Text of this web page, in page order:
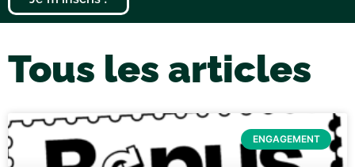
Tous les articles
ENGAGEMENT